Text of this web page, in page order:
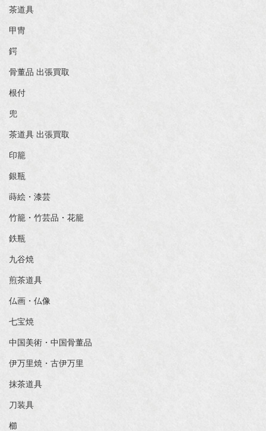
茶道具
甲冑
鍔
骨董品 出張買取
根付
兜
茶道具 出張買取
印籠
銀瓶
蒔絵・漆芸
竹籠・竹芸品・花籠
鉄瓶
九谷焼
煎茶道具
仏画・仏像
七宝焼
中国美術・中国骨董品
伊万里焼・古伊万里
抹茶道具
刀装具
櫛